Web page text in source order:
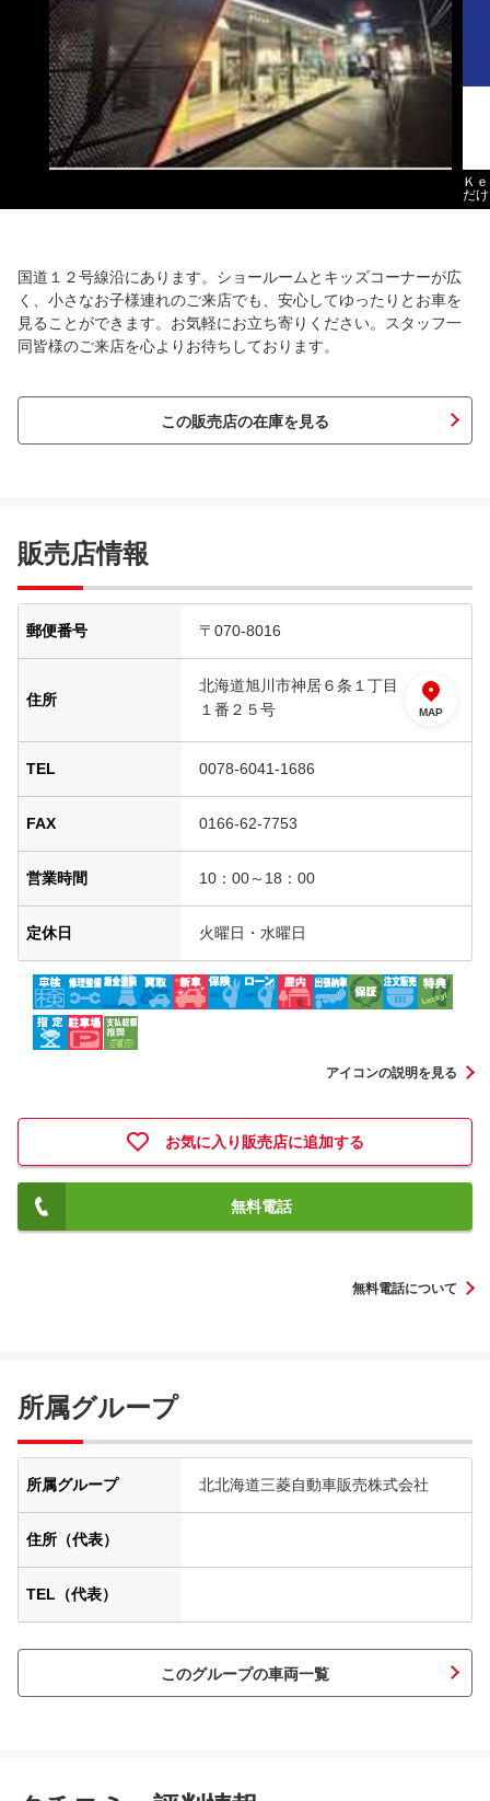
Ｋ
だ
国道１２号線沿にあります。ショールームとキッズコーナーが広
く、小さなお子様連れのご来店でも、安心してゆったりとお車を
見ることができます。お気軽にお立ち寄りください。スタッフ一
同皆様のご来店を心よりお待ちしております。
この販売店の在庫を見る
販売店情報
郵便番号 〒070-8016
住所
北海道旭川市神居６条１丁目
１番２５号
MAP
TEL 0078-6041-1686
FAX 0166-62-7753
営業時間 10：00～18：00
定休日 火曜日・水曜日
アイコンの説明を見る
お気に入り販売店に追加する
無料電話
無料電話について
所属グループ
所属グループ 北北海道三菱自動車販売株式会社
住所（代表）
TEL（代表）
このグループの車両一覧